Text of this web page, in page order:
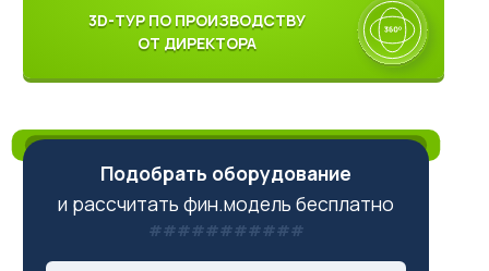
3D-ТУР ПО ПРОИЗВОДСТВУ
ОТ ДИРЕКТОРА
Подобрать оборудование
и рассчитать фин.модель бесплатно